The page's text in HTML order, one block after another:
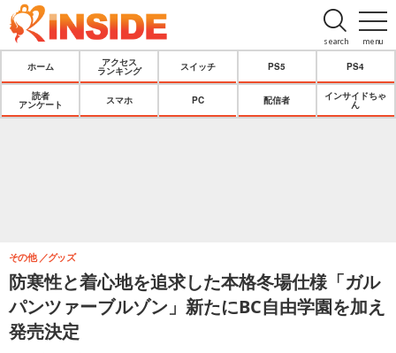
menu
search
ホーム
アクセス
ランキング
スイッチ PS5 PS4
読者
アンケート
スマホ PC 配信者
インサイドちゃ
ん
防寒性と着心地を追求した本格冬場仕様「ガル
パンツァーブルゾン」新たにBC自由学園を加え
発売決定
その他 グッズ